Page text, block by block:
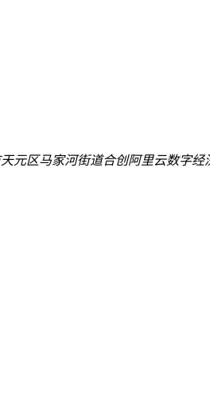
元区马家河街道合创阿里云数字经